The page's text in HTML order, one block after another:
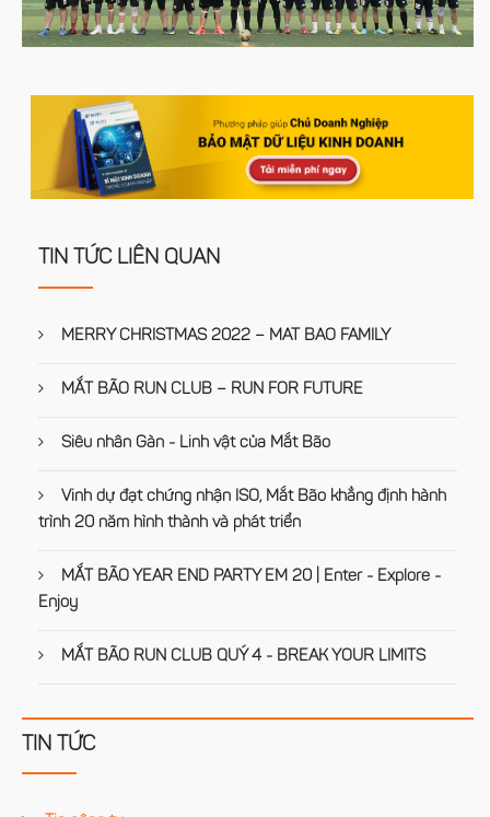
TIN TỨC LIÊN QUAN
MERRY CHRISTMAS 2022 – MAT BAO FAMILY
MẮT BÃO RUN CLUB – RUN FOR FUTURE
Siêu nhân Gàn - Linh vật của Mắt Bão
Vinh dự đạt chứng nhận ISO, Mắt Bão khẳng định hành
trình 20 năm hình thành và phát triển
MẮT BÃO YEAR END PARTY EM 20 | Enter - Explore -
Enjoy
MẮT BÃO RUN CLUB QUÝ 4 - BREAK YOUR LIMITS
TIN TỨC